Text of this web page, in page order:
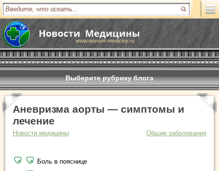
www.novosti-mediciny.ru
Выберите рубрику блога
Аневризма аорты — симптомы и
лечение
Новости медицины Общие заболевания
Боль в пояснице